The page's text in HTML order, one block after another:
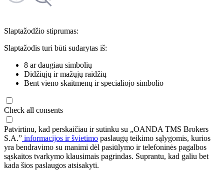
Slaptažodžio stiprumas:
Slaptažodis turi būti sudarytas iš:
8 ar daugiau simbolių
Didžiųjų ir mažųjų raidžių
Bent vieno skaitmenų ir specialiojo simbolio
Check all consents
Patvirtinu, kad perskaičiau ir sutinku su „OANDA TMS Brokers
S.A.” informacijos ir švietimo paslaugų teikimo sąlygomis, kurios
yra bendravimo su manimi dėl pasiūlymo ir telefoninės pagalbos
sąskaitos tvarkymo klausimais pagrindas. Suprantu, kad galiu bet
kada šios paslaugos atsisakyti.